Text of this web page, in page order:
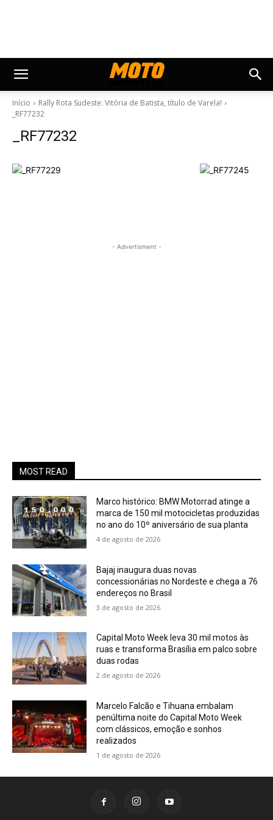
Início
Rally Rota Sudeste: Vitória de Batista, título de Varela!
_RF77232
_RF77232
- Advertisment -
MOST READ
Marco histórico: BMW Motorrad atinge a
marca de 150 mil motocicletas produzidas
no ano do 10º aniversário de sua planta
4 de agosto de 2026
Bajaj inaugura duas novas
concessionárias no Nordeste e chega a 76
endereços no Brasil
3 de agosto de 2026
Capital Moto Week leva 30 mil motos às
ruas e transforma Brasília em palco sobre
duas rodas
2 de agosto de 2026
Marcelo Falcão e Tihuana embalam
penúltima noite do Capital Moto Week
com clássicos, emoção e sonhos
realizados
1 de agosto de 2026